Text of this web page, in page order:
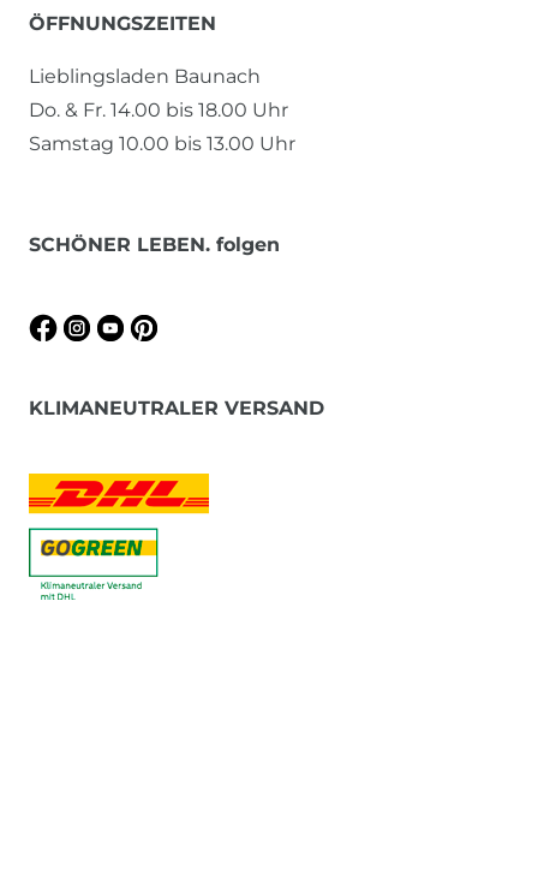
ÖFFNUNGSZEITEN
Lieblingsladen Baunach
Do. & Fr. 14.00 bis 18.00 Uhr
Samstag 10.00 bis 13.00 Uhr
SCHÖNER LEBEN. folgen
KLIMANEUTRALER VERSAND